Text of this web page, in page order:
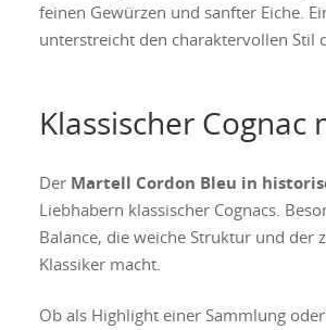
feinen Gewürzen und sanfter Eiche.
unterstreicht den charaktervollen Stil
Klassischer
Der Martell Cordon Bleu in
Liebhabern klassischer Cognacs.
Balance, die weiche Struktur und der
Klassiker macht.
Ob als Highlight einer Sammlung